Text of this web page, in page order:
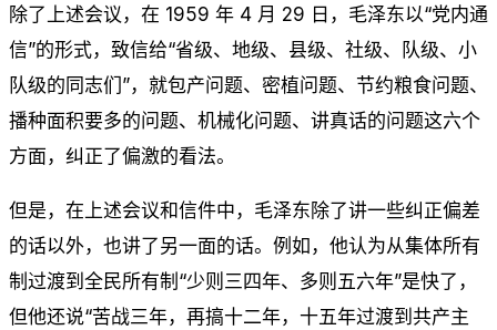
除了上述会议，在 1959 年 4 月 29 日，毛泽东以“党内通
信”的形式，致信给“省级、地级、县级、社级、队级、小
队级的同志们”，就包产问题、密植问题、节约粮食问题、
播种面积要多的问题、机械化问题、讲真话的问题这六个
方面，纠正了偏激的看法。
但是，在上述会议和信件中，毛泽东除了讲一些纠正偏差
的话以外，也讲了另一面的话。例如，他认为从集体所有
制过渡到全民所有制“少则三四年、多则五六年”是快了，
但他还说“苦战三年，再搞十二年，十五年过渡到共产主